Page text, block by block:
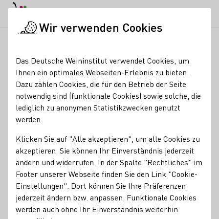
Linda Trarbach bei
Vinocentral in
Darmstadt
Die Deutsche Weinprinzessin Linda Trarbach begleitete die
Wiedereröffnung von Vinocentral, Weinhandel, Weinbar und
Delikatessen in Darmstadt.
DWM
Wir verwenden Cookies
Das Deutsche Weininstitut verwendet Cookies, um
Ihnen ein optimales Webseiten-Erlebnis zu bieten.
Dazu zählen Cookies, die für den Betrieb der Seite
notwendig sind (funktionale Cookies) sowie solche, die
lediglich zu anonymen Statistikzwecken genutzt
werden.
Klicken Sie auf "Alle akzeptieren", um alle Cookies zu
akzeptieren. Sie können Ihr Einverständnis jederzeit
ändern und widerrufen. In der Spalte "Rechtliches" im
Footer unserer Webseite finden Sie den Link "Cookie-
Einstellungen". Dort können Sie Ihre Präferenzen
jederzeit ändern bzw. anpassen. Funktionale Cookies
werden auch ohne Ihr Einverständnis weiterhin